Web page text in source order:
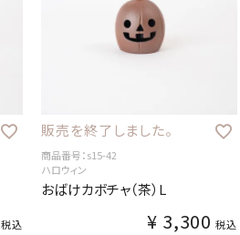
税込
販売を終了しました。
商品番号：s15-42
ハロウィン
おばけカボチャ（茶）L
¥ 3,300 税込